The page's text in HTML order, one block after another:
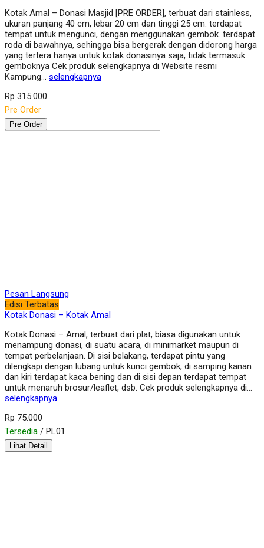
Kotak Amal – Donasi Masjid [PRE ORDER], terbuat dari stainless,
ukuran panjang 40 cm, lebar 20 cm dan tinggi 25 cm. terdapat
tempat untuk mengunci, dengan menggunakan gembok. terdapat
roda di bawahnya, sehingga bisa bergerak dengan didorong harga
yang tertera hanya untuk kotak donasinya saja, tidak termasuk
gemboknya Cek produk selengkapnya di Website resmi
Kampung… selengkapnya
Rp 315.000
Pre Order
Pre Order
Pesan Langsung
Edisi Terbatas
Kotak Donasi – Kotak Amal
Kotak Donasi – Amal, terbuat dari plat, biasa digunakan untuk
menampung donasi, di suatu acara, di minimarket maupun di
tempat perbelanjaan. Di sisi belakang, terdapat pintu yang
dilengkapi dengan lubang untuk kunci gembok, di samping kanan
dan kiri terdapat kaca bening dan di sisi depan terdapat tempat
untuk menaruh brosur/leaflet, dsb. Cek produk selengkapnya di…
selengkapnya
Rp 75.000
Tersedia / PL01
Lihat Detail